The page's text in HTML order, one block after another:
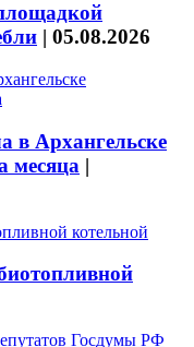
| 05.08.2026
в Архангельске
месяца |